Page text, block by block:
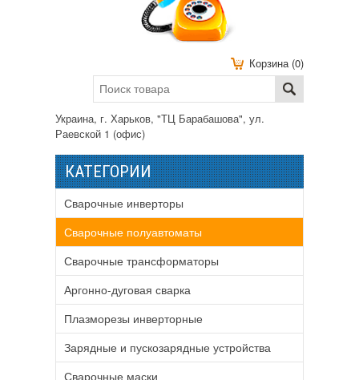
Корзина (0)
Украина, г. Харьков, "ТЦ Барабашова", ул.
Раевской 1 (офис)
КАТЕГОРИИ
Сварочные инверторы
Сварочные полуавтоматы
Сварочные трансформаторы
Аргонно-дуговая сварка
Плазморезы инверторные
Зарядные и пускозарядные устройства
Сварочные маски